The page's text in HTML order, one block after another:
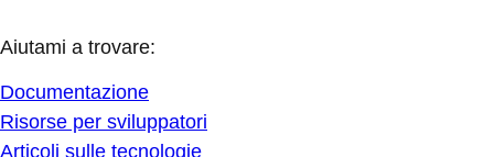
Aiutami a trovare:
Documentazione
Risorse per sviluppatori
Articoli sulle tecnologie